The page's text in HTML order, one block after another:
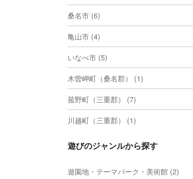
桑名市 (6)
亀山市 (4)
いなべ市 (5)
木曽岬町（桑名郡） (1)
菰野町（三重郡） (7)
川越町（三重郡） (1)
遊びのジャンルから探す
遊園地・テーマパーク・美術館 (2)